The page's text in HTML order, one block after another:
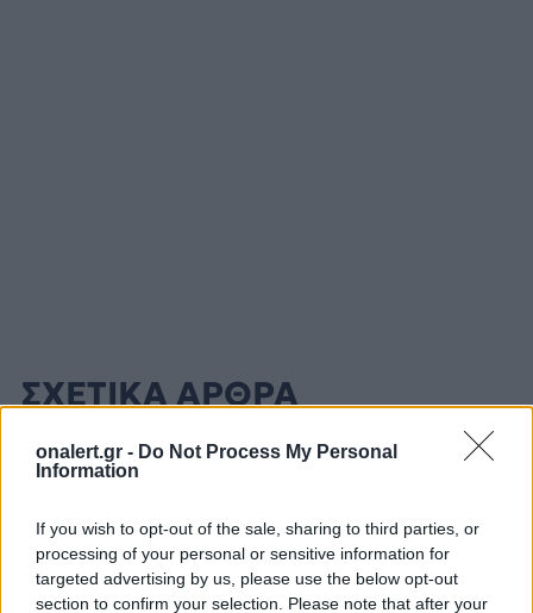
onalert.gr - Do Not Process My Personal
Information
If you wish to opt-out of the sale, sharing to third parties, or
processing of your personal or sensitive information for
targeted advertising by us, please use the below opt-out
section to confirm your selection. Please note that after your
ΣΧΕΤΙΚΑ ΑΡΘΡΑ